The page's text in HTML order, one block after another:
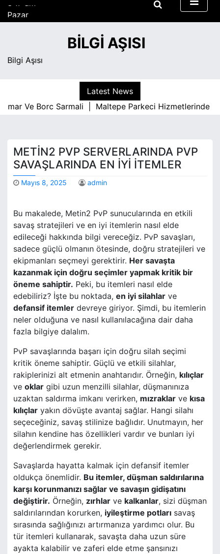
Pazar
Ağustos 9, 2026
BILGI AŞISI
Bilgi Aşısı
Latest News
Ve Borc Sarmali |
Maltepe Parkeci Hizmetlerinde
METIN2 PVP SERVERLARINDA PVP
SAVAŞLARINDA EN İYI İTEMLER
Mayıs 8, 2025 admin
Bu makalede, Metin2 PvP sunucularında en etkili
savaş stratejileri ve en iyi itemlerin nasıl elde
edileceği hakkında bilgi vereceğiz. PvP savaşları,
sadece güçlü olmanın ötesinde, doğru stratejileri ve
ekipmanları seçmeyi gerektirir. Her savaşta
kazanmak için doğru seçimler yapmak kritik bir
öneme sahiptir. Peki, bu itemleri nasıl elde
edebiliriz? İşte bu noktada, en iyi silahlar ve
defansif itemler devreye giriyor. Şimdi, bu itemlerin
neler olduğuna ve nasıl kullanılacağına dair daha
fazla bilgiye dalalım.
PvP savaşlarında başarı için doğru silah seçimi
kritik öneme sahiptir. Güçlü ve etkili silahlar,
rakiplerinizi alt etmenin anahtarıdır. Örneğin, kılıçlar
ve oklar gibi uzun menzilli silahlar, düşmanınıza
uzaktan saldırma imkanı verirken, mızraklar ve kısa
kılıçlar yakın dövüşte avantaj sağlar. Hangi silahı
seçeceğiniz, savaş stilinize bağlıdır. Unutmayın, her
silahın kendine has özellikleri vardır ve bunları iyi
değerlendirmek gerekir.
Savaşlarda hayatta kalmak için defansif itemler
oldukça önemlidir. Bu itemler, düşman saldırılarına
karşı korunmanızı sağlar ve savaşın gidişatını
değiştirir. Örneğin, zırhlar ve kalkanlar, sizi düşman
saldırılarından korurken, iyileştirme potları savaş
sırasında sağlığınızı artırmanıza yardımcı olur. Bu
tür itemleri kullanarak, savaşta daha uzun süre
ayakta kalabilir ve zaferi elde etme şansınızı